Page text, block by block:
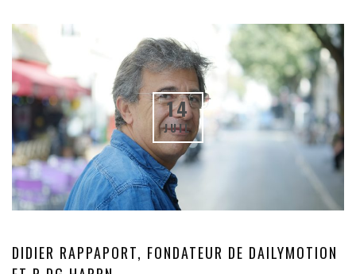
14
JUIL
DIDIER RAPPAPORT, FONDATEUR DE DAILYMOTION